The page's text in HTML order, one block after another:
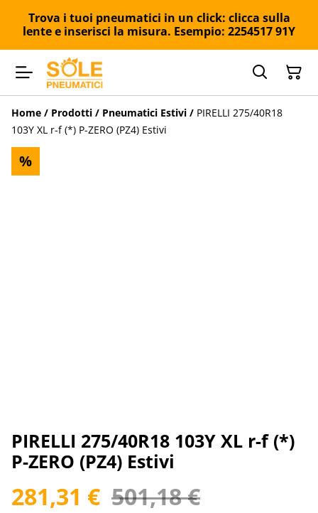
Trova i tuoi pneumatici in un click: clicca sulla
lente e inserisci la misura. Esempio: 2254517 91Y
Home / Prodotti / Pneumatici Estivi / PIRELLI 275/40R18
103Y XL r-f (*) P-ZERO (PZ4) Estivi
%
PIRELLI 275/40R18 103Y XL r-f (*)
P-ZERO (PZ4) Estivi
281,31 € 501,18 €